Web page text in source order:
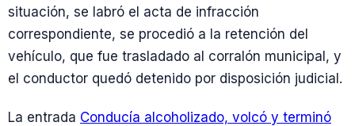
situación, se labró el acta de infracción
correspondiente, se procedió a la retención del
vehículo, que fue trasladado al corralón municipal, y
el conductor quedó detenido por disposición judicial.
La entrada Conducía alcoholizado, volcó y terminó